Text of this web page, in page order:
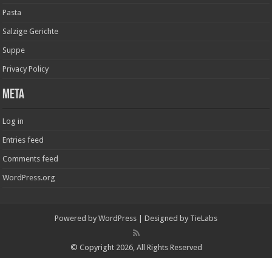
Pasta
Salzige Gerichte
Suppe
Privacy Policy
Meta
Log in
Entries feed
Comments feed
WordPress.org
Powered by WordPress | Designed by TieLabs
© Copyright 2026, All Rights Reserved